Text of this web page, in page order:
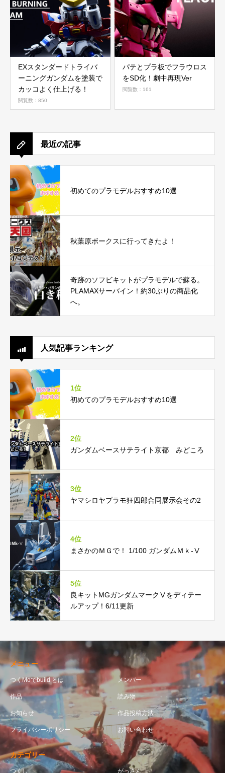
EXスタンダードトライバ
ーニングガンダムを塗装で
カッコよく仕上げる！
閲覧数：850
パテとプラ板でフラウロス
をSD化！劇中再現Ver
閲覧数：161
最近の記事
初めてのプラモデルおすすめ10選
秋葉原ボークスに行ってきたよ！
奇跡のソフビキットがプラモデルで蘇る。
PLAMAXサーバイン！約30ぶりの商品化
へ。
人気記事ランキング
1位
初めてのプラモデルおすすめ10選
2位
ガンダムベースサテライト京都 みどころ
3位
ヤマシロヤプラモ狂四郎合同展示会その2
4位
まさかのＭＧで！ 1/100 ガンダムＭｋ-Ⅴ
5位
良キットMGガンダムマークⅤをディテー
ルアップ！6/11更新
メニュー
つくMoでbuild とは メンバー
作品 読み物
お知らせ 作品投稿方法
プライバシーポリシー お問い合わせ
カテゴリー
つくし がっさん